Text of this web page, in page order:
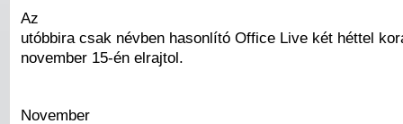
Az
utóbbira csak névben hasonlító Office Live két héttel
november 15-én elrajtol.
November